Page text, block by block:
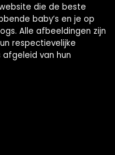
die de beste
baby’s en je op
Alle afbeeldingen zijn
respectievelijke
van hun